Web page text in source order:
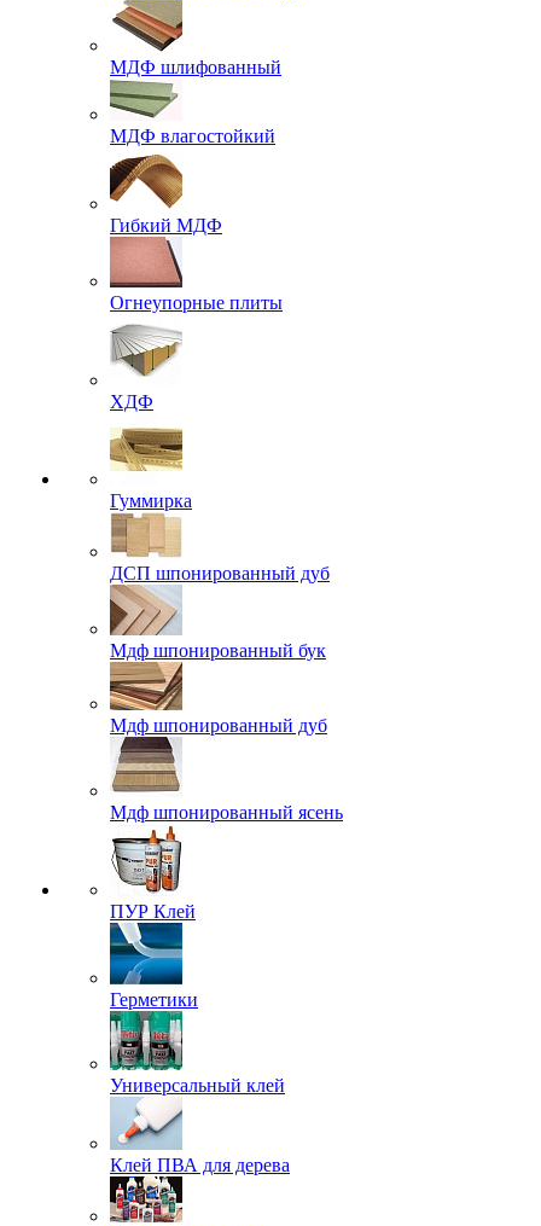
МДФ шлифованный
МДФ влагостойкий
Гибкий МДФ
Огнеупорные плиты
ХДФ
Гуммирка
ДСП шпонированный дуб
Мдф шпонированный бук
Мдф шпонированный дуб
Мдф шпонированный ясень
ПУР Клей
Герметики
Универсальный клей
Клей ПВА для дерева